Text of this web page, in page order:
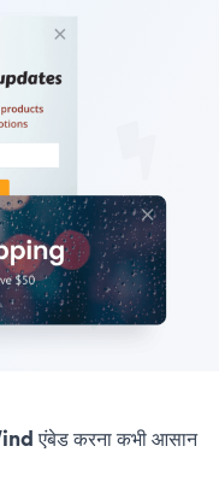
एंबेड करना कभी आसान